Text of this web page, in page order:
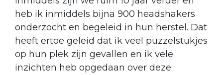
heb ik inmiddels bijna 900 headshakers
onderzocht en begeleid in hun herstel. Dat
heeft ertoe geleid dat ik veel puzzelstukjes
op hun plek zijn gevallen en ik vele
inzichten heb opgedaan over deze